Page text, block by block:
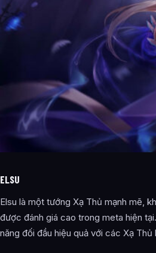
ELSU
Elsu là một tướng Xạ Thủ mạnh mẽ,
được đánh giá cao trong meta hiện
năng đối đầu hiệu quả với các Xạ